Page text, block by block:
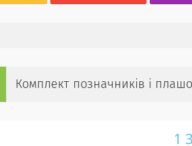
Комплект позначників і
1